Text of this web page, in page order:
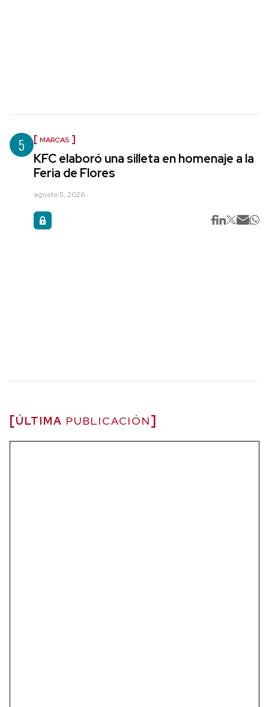
5 MARCAS
KFC elaboró una silleta en homenaje a la
Feria de Flores
agosto 5, 2026
ÚLTIMA PUBLICACIÓN